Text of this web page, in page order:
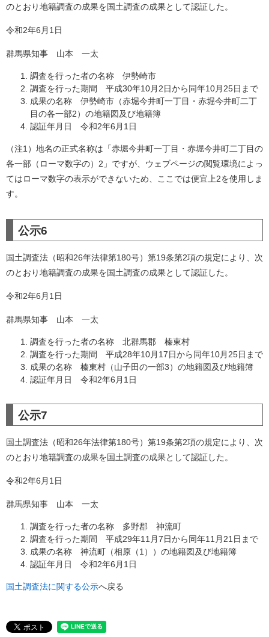
のとおり地籍調査の成果を国土調査の成果として認証した。
令和2年6月1日
群馬県知事 山本 一太
調査を行った者の名称 伊勢崎市
調査を行った期間 平成30年10月2日から同年10月25日まで
成果の名称 伊勢崎市（赤堀今井町一丁目・赤堀今井町二丁
目の各一部2）の地籍図及び地籍簿
認証年月日 令和2年6月1日
（注1）地名の正式名称は「赤堀今井町一丁目・赤堀今井町二丁目の
各一部（ローマ数字の）2」ですが、ウェブページの閲覧環境によっ
てはローマ数字の表示ができないため、ここでは便宜上2を使用しま
す。
公示6
国土調査法（昭和26年法律第180号）第19条第2項の規定により、次
のとおり地籍調査の成果を国土調査の成果として認証した。
令和2年6月1日
群馬県知事 山本 一太
調査を行った者の名称 北群馬郡 榛東村
調査を行った期間 平成28年10月17日から同年10月25日まで
成果の名称 榛東村（山子田の一部3）の地籍図及び地籍簿
認証年月日 令和2年6月1日
公示7
国土調査法（昭和26年法律第180号）第19条第2項の規定により、次
のとおり地籍調査の成果を国土調査の成果として認証した。
令和2年6月1日
群馬県知事 山本 一太
調査を行った者の名称 多野郡 神流町
調査を行った期間 平成29年11月7日から同年11月21日まで
成果の名称 神流町（相原（1））の地籍図及び地籍簿
認証年月日 令和2年6月1日
国土調査法に関する公示へ戻る